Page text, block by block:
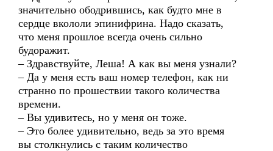
значительно ободрившись, как будто мне в
сердце вкололи эпинифрина. Надо сказать,
что меня прошлое всегда очень сильно
будоражит.
– Здравствуйте, Леша! А как вы меня узнали?
– Да у меня есть ваш номер телефон, как ни
странно по прошествии такого количества
времени.
– Вы удивитесь, но у меня он тоже.
– Это более удивительно, ведь за это время
вы столкнулись с таким количество